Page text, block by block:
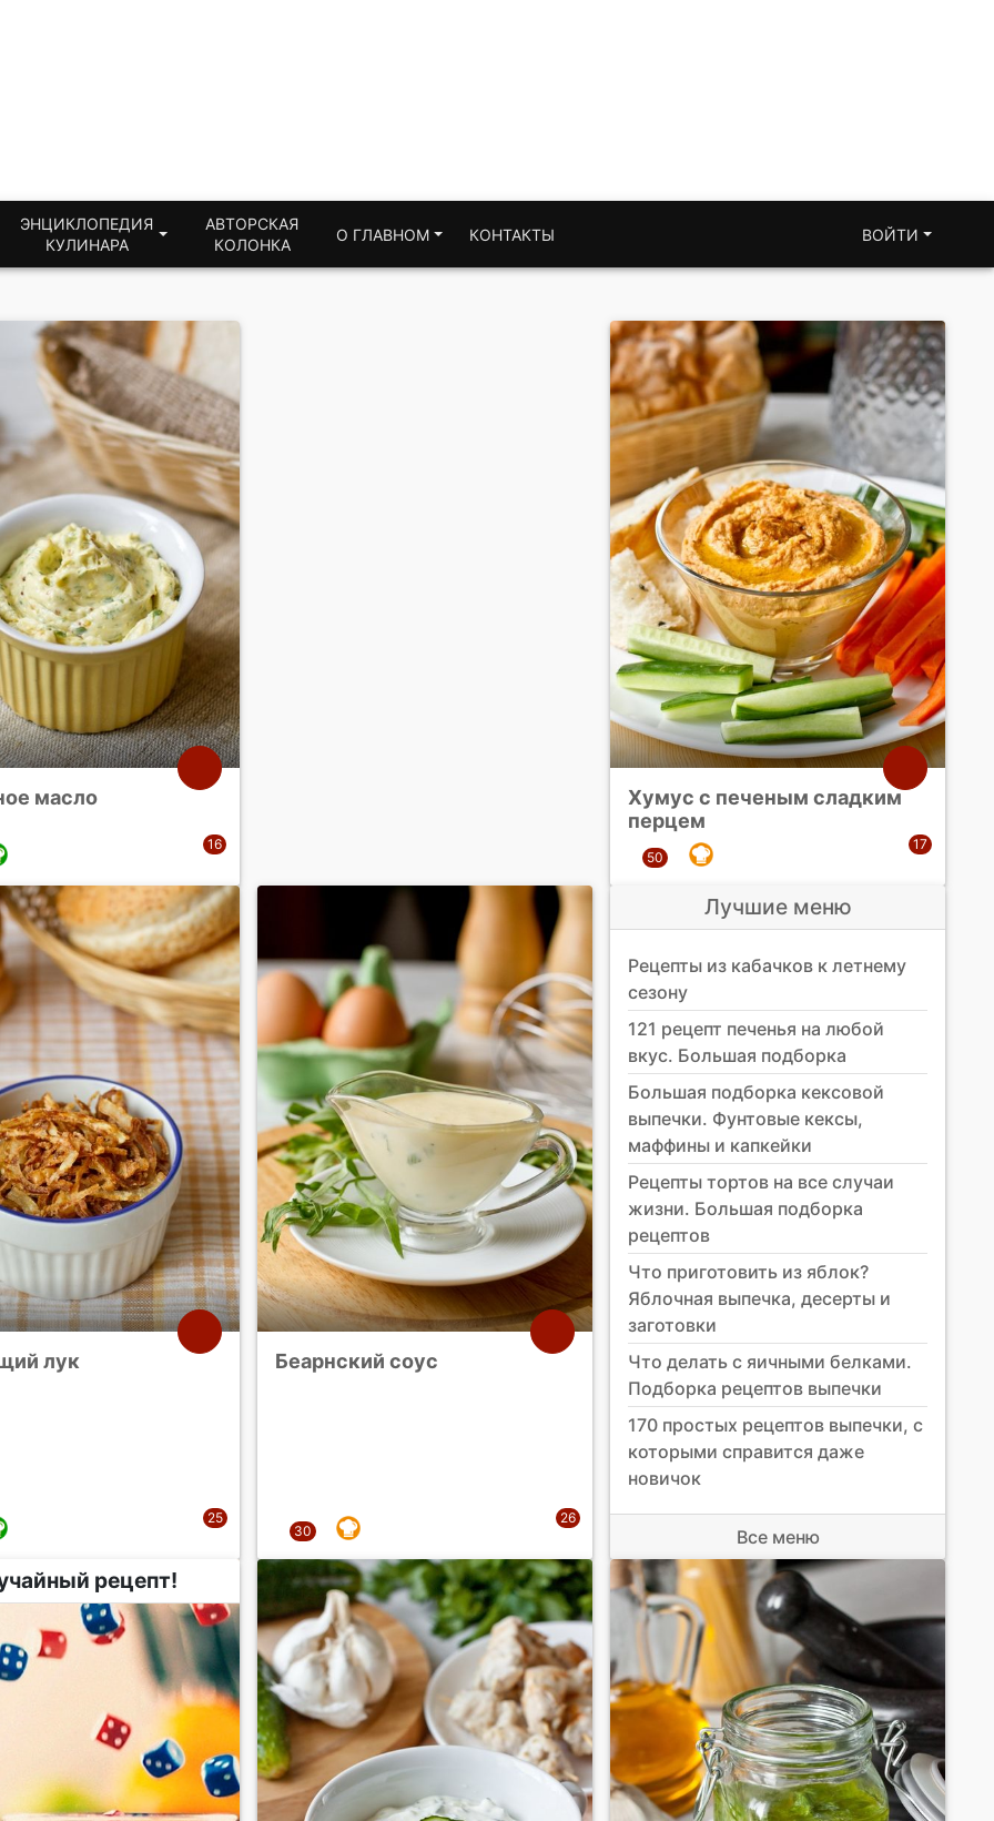
ЭНЦИКЛОПЕДИЯ
КУЛИНАРА
АВТОРСКАЯ
КОЛОНКА
О ГЛАВНОМ КОНТАКТЫ ВОЙТИ
масло
Хумус с печеным сладким
перцем
лук Беарнский соус
Лучшие меню
Рецепты из кабачков к летнему
сезону
121 рецепт печенья на любой
вкус. Большая подборка
Большая подборка кексовой
выпечки. Фунтовые кексы,
маффины и капкейки
Рецепты тортов на все случаи
жизни. Большая подборка
рецептов
Что приготовить из яблок?
Яблочная выпечка, десерты и
заготовки
Что делать с яичными белками.
Подборка рецептов выпечки
170 простых рецептов выпечки, с
которыми справится даже
новичок
Все меню
рецепт!